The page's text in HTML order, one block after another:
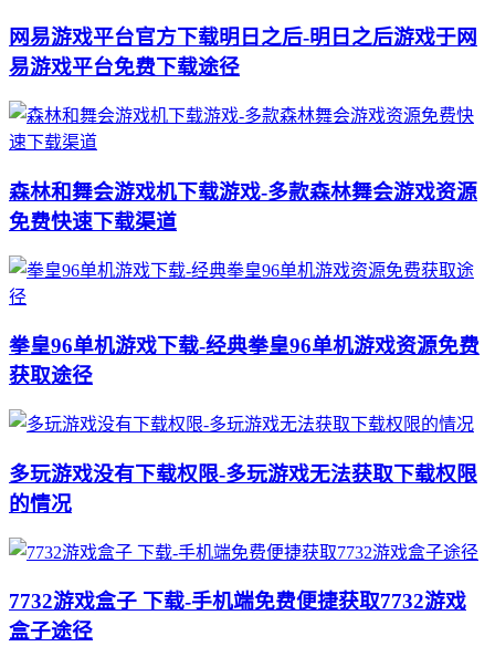
网易游戏平台官方下载明日之后-明日之后游戏于网
易游戏平台免费下载途径
森林和舞会游戏机下载游戏-多款森林舞会游戏资源
免费快速下载渠道
拳皇96单机游戏下载-经典拳皇96单机游戏资源免费
获取途径
多玩游戏没有下载权限-多玩游戏无法获取下载权限
的情况
7732游戏盒子 下载-手机端免费便捷获取7732游戏
盒子途径